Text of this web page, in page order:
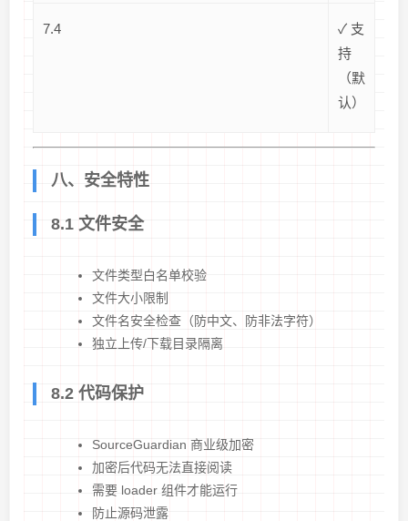
7.4
✓ 支
持
（默
认）
八、安全特性
8.1 文件安全
文件类型白名单校验
文件大小限制
文件名安全检查（防中文、防非法字符）
独立上传/下载目录隔离
8.2 代码保护
SourceGuardian 商业级加密
加密后代码无法直接阅读
需要 loader 组件才能运行
防止源码泄露